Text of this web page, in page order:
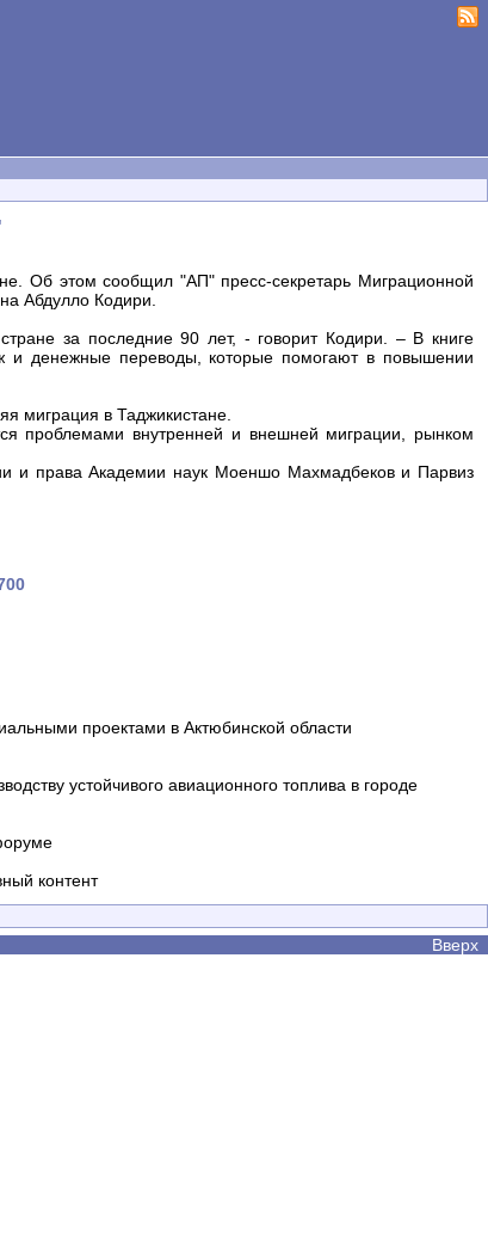
Об этом сообщил "АП" пресс-секретарь Миграционной
Абдулло Кодири.
за последние 90 лет, - говорит Кодири. – В книге
и денежные переводы, которые помогают в повышении
миграция в Таджикистане.
проблемами внутренней и внешней миграции, рынком
и права Академии наук Моеншо Махмадбеков и Парвиз
проектами в Актюбинской области
устойчивого авиационного топлива в городе
контент
Вверх